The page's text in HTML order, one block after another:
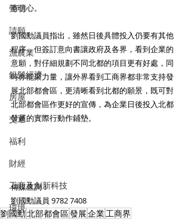
聲明
請願
漁農業
銀髮經濟
房屋
交通
福利
財經
工商及創新科技
環境
有信心。
劉國勳議員指出，雖然日後具體投入仍要有其他
程序，但簽訂意向書讓政府及各界，看到企業的
意願，對仔細規劃不同北都的項目更有好處，同
時亦能聚力量，讓外界看到工商界都非常支持發
展北部都會區，更清晰看到北都的願景，既可對
北部都會區作更好的宣傳，為企業日後投入北都
發展的實際行動作鋪墊。
傳媒查詢︰
劉國勳議員 9782 7408
劉國勳北部都會區發展企業工商界